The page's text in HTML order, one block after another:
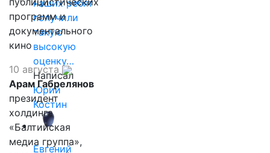
наших ребят
получили
такую
высокую
оценку…
Написал
Юрий
Костин
Евгений
программ и
документального
кино
10 августа
Арам Габрелянов
президент
холдинга
«Балтийская
медиа группа»,